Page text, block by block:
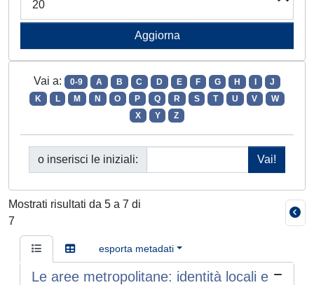
Vai a: 0-9 A B C D E F G H
J
K
L M N O P Q R S T U V
W
X
Y Z
o inserisci le iniziali:
Mostrati risultati da 5 a 7 di
7
esporta metadati
Le aree metropolitane: identità locali e